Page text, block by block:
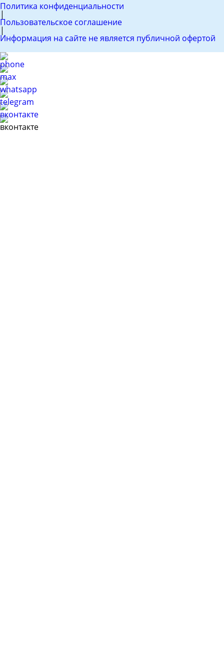
Политика конфиденциальности
|
Пользовательское соглашение
|
Информация на сайте не является публичной офертой